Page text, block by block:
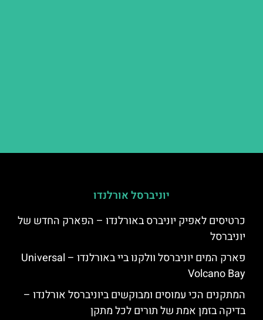
יוניברסל אורלנדו
כרטיסים לאפיק יוניברס באורלנדו – הפארק החדש של
יוניברסל
פארק המים יוניברסל וולקנו ביי באורלנדו – Universal
Volcano Bay
המתקנים הכי עמוסים ומבוקשים ביוניברסל אורלנדו –
בדיקה בזמן אמת של תורים לכל מתקן